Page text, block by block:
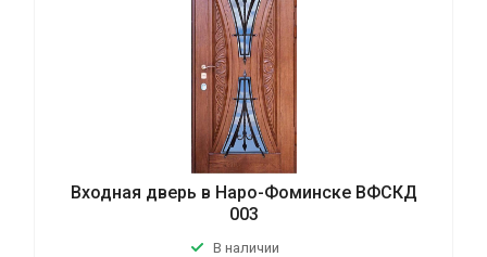
Входная дверь в Наро-Фоминске ВФСКД
003
В наличии